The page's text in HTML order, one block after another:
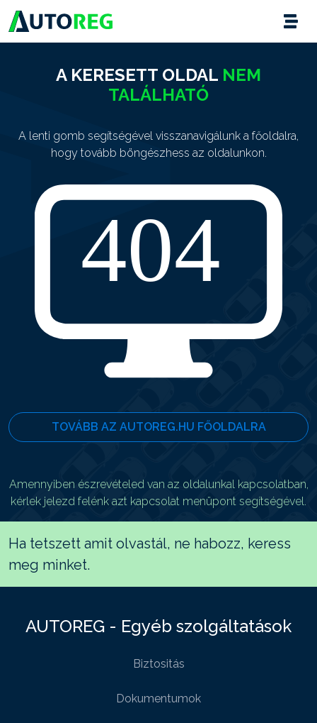
A KERESETT OLDAL NEM
TALÁLHATÓ
A lenti gomb segítségével visszanavigálunk a főoldalra,
hogy tovább böngészhess az oldalunkon.
TOVÁBB AZ AUTOREG.HU FŐOLDALRA
Amennyiben észrevételed van az oldalunkal kapcsolatban,
kérlek jelezd felénk azt kapcsolat menüpont segítségével.
Ha tetszett amit olvastál, ne habozz, keress
meg minket.
AUTOREG - Egyéb szolgáltatások
Biztositás
Dokumentumok